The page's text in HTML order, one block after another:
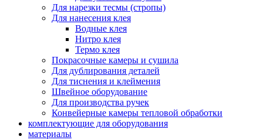
Для нарезки тесмы (стропы)
Для нанесения клея
Водные клея
Нитро клея
Термо клея
Покрасочные камеры и сушила
Для дублирования деталей
Для тиснения и клеймения
Швейное оборудование
Для производства ручек
Конвейерные камеры тепловой обработки
комплектующие для оборудования
материалы